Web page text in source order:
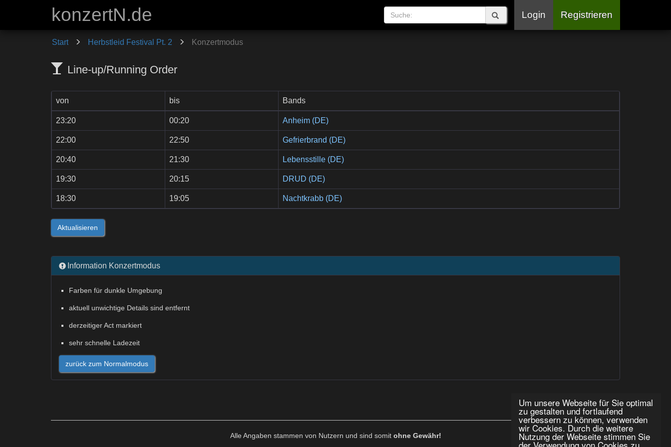
Um unsere Webseite für Sie optimal
zu gestalten und fortlaufend
verbessern zu können, verwenden
wir Cookies. Durch die weitere
Nutzung der Webseite stimmen Sie
konzertN.de Login Registrieren
Start Herbstleid Festival Pt. 2 Konzertmodus
Line-up/Running Order
von bis Bands
23:20 00:20 Anheim (DE)
22:00 22:50 Gefrierbrand (DE)
20:40 21:30 Lebensstille (DE)
19:30 20:15 DRUD (DE)
18:30 19:05 Nachtkrabb (DE)
Aktualisieren
Information Konzertmodus
Farben für dunkle Umgebung
aktuell unwichtige Details sind entfernt
derzeitiger Act markiert
sehr schnelle Ladezeit
zurück zum Normalmodus
Alle Angaben stammen von Nutzern und sind somit ohne Gewähr!